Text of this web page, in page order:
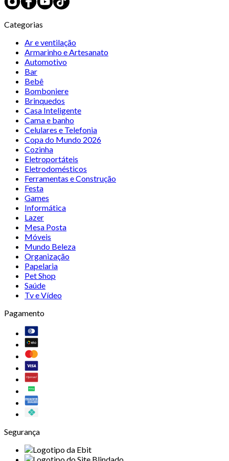
Categorias
Ar e ventilação
Armarinho e Artesanato
Automotivo
Bar
Bebê
Bomboniere
Brinquedos
Casa Inteligente
Cama e banho
Celulares e Telefonia
Copa do Mundo 2026
Cozinha
Eletroportáteis
Eletrodomésticos
Ferramentas e Construção
Festa
Games
Informática
Lazer
Mesa Posta
Móveis
Mundo Beleza
Organização
Papelaria
Pet Shop
Saúde
Tv e Vídeo
Pagamento
Segurança